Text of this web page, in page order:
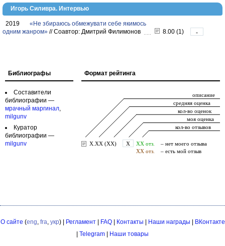
Игорь Силивра. Интервью
2019
«Не збираюсь обмежувати себе якимось
одним жанром» //Соавтор: Дмитрий Филимонов 8.00 (1) -
Формат рейтинга
Библиографы
Составители
библиографии —
мрачный маргинал,
milgunv
Куратор
библиографии —
milgunv
О сайте (eng, fra, укр) | Регламент| FAQ| Контакты Наши награды
ВКонтакте
Telegram Наши товары